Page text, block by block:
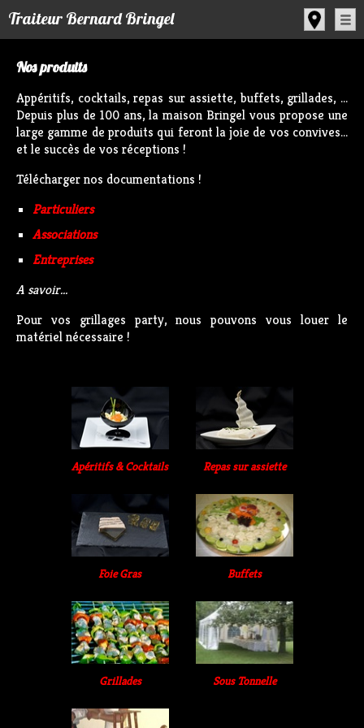
Traiteur Bernard Bringel
Nos produits
Appéritifs, cocktails, repas sur assiette, buffets, grillades, ...
Depuis plus de 100 ans, la maison Bringel vous propose une
large gamme de produits qui feront la joie de vos convives...
et le succès de vos réceptions !
Télécharger nos documentations !
Particuliers
Associations
Entreprises
A savoir...
Pour vos grillages party, nous pouvons vous louer le
matériel nécessaire !
Apéritifs & Cocktails Repas sur assiette
Foie Gras Buffets
Grillades Sous Tonnelle
Panneau de gestion des cookies